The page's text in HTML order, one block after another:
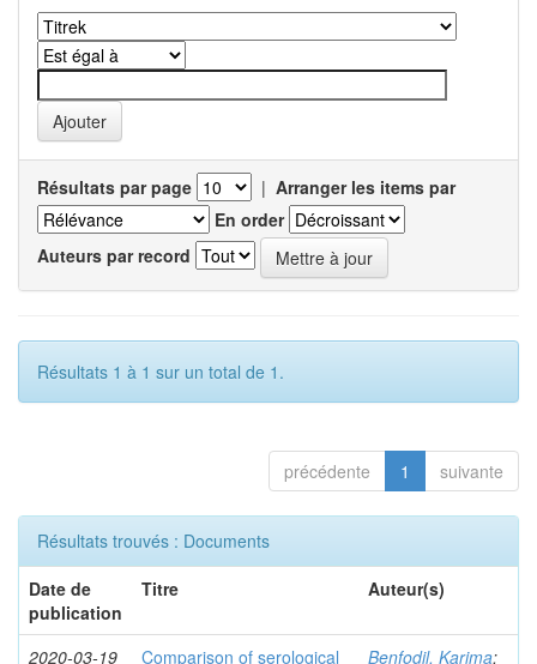
Résultats par page | Arranger les items par
En order
Auteurs par record
Résultats 1 à 1 sur un total de 1.
précédente 1 suivante
Résultats trouvés : Documents
Date de
publication
Titre Auteur(s)
2020-03-19
Comparison of serological
Benfodil, Karima;